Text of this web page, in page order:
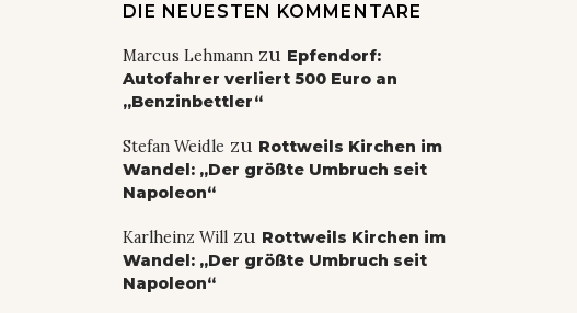
DIE NEUESTEN KOMMENTARE
Marcus Lehmannzu Epfendorf:
Autofahrer verliert 500 Euro an
„Benzinbettler“
Stefan Weidle zu Rottweils Kirchen im
Wandel: „Der größte Umbruch seit
Napoleon“
Karlheinz Willzu Rottweils Kirchen im
Wandel: „Der größte Umbruch seit
Napoleon“